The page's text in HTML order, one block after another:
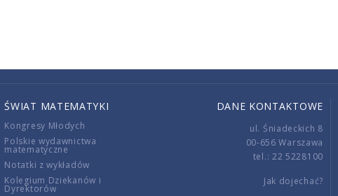
ŚWIAT MATEMATYKI
Kongresy Młodych
Polskie wydawnictwa
matematyczne
Notatki z wykładów
Kolegium Dziekanów i
Dyrektorów
DANE KONTAKTOWE
ul. Śniadeckich 8
00-656 Warszawa
tel.: 22 5228100
Jak dojechać?